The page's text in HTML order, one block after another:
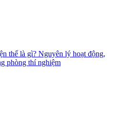
thế là gì? Nguyên lý hoạt động,
phòng thí nghiệm